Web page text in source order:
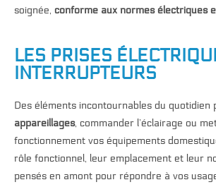
soignée, conforme aux normes électriques
LES PRISES
INTERRUPTEURS
Des éléments incontournables du quotidien
appareillages, commander l’éclairage ou
fonctionnement vos équipements
rôle fonctionnel, leur emplacement et leur
pensés en amont pour répondre à vos